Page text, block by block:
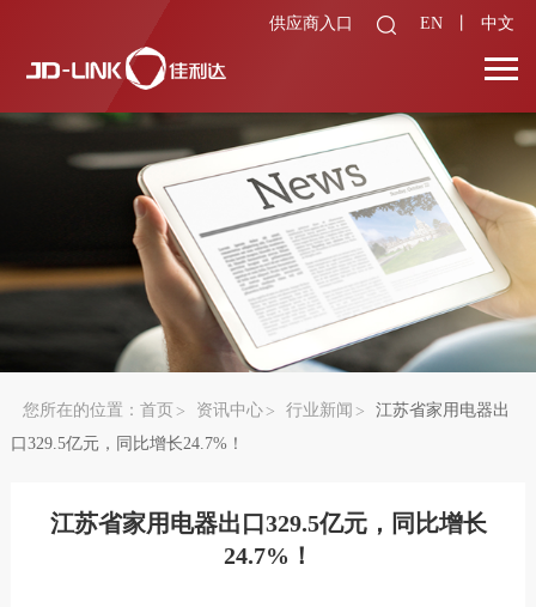
供应商入口 EN 中文
您所在的位置： 首页 资讯中心 行业新闻
江苏省家用电器出
口329.5亿元，同比增长24.7%！
江苏省家用电器出口329.5亿元，同比增长
24.7%！